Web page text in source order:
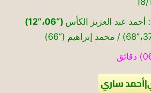
أحمد عبد العزيز الكأس (“06،”12)